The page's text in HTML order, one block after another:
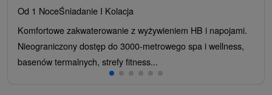
Od 1 NoceŚniadanie I Kolacja
Komfortowe zakwaterowanie z wyżywieniem HB i napojami.
Nieograniczony dostęp do 3000-metrowego spa i wellness,
basenów termalnych, strefy fitness...